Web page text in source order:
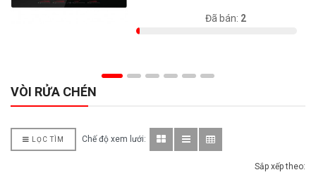
Đã bán: 2
VÒI RỬA CHÉN
LỌC TÌM Chế độ xem lưới:
Sắp xếp theo: